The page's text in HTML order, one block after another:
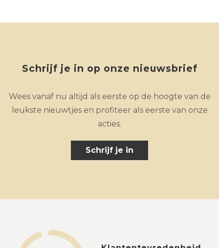
Schrijf je in op onze nieuwsbrief
Wees vanaf nu altijd als eerste op de hoogte van de
leukste nieuwtjes en profiteer als eerste van onze
acties.
Schrijf je in